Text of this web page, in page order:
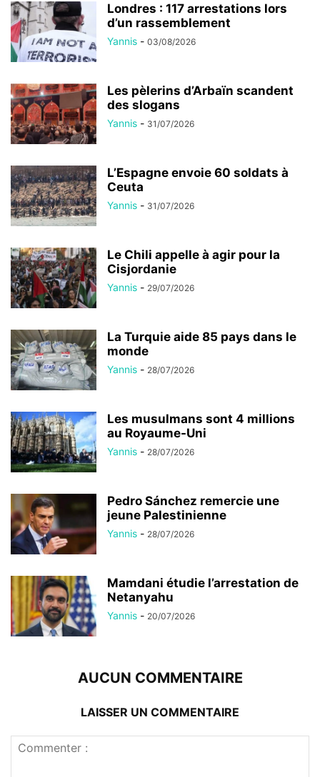
Londres : 117 arrestations lors
d’un rassemblement
Yannis - 03/08/2026
Les pèlerins d’Arbaïn scandent
des slogans
Yannis - 31/07/2026
L’Espagne envoie 60 soldats à
Ceuta
Yannis - 31/07/2026
Le Chili appelle à agir pour la
Cisjordanie
Yannis - 29/07/2026
La Turquie aide 85 pays dans le
monde
Yannis - 28/07/2026
Les musulmans sont 4 millions
au Royaume-Uni
Yannis - 28/07/2026
Pedro Sánchez remercie une
jeune Palestinienne
Yannis - 28/07/2026
Mamdani étudie l’arrestation de
Netanyahu
Yannis - 20/07/2026
AUCUN COMMENTAIRE
LAISSER UN COMMENTAIRE